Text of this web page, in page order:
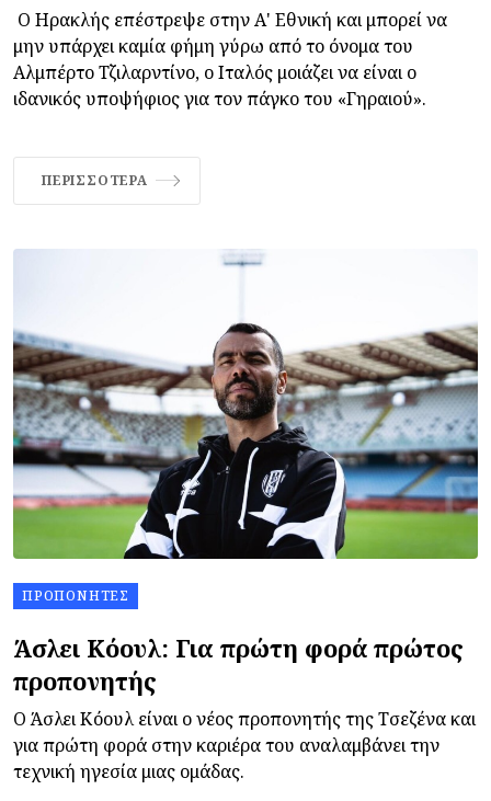
Ο Ηρακλής επέστρεψε στην Α' Εθνική και μπορεί να
μην υπάρχει καμία φήμη γύρω από το όνομα του
Αλμπέρτο Τζιλαρντίνο, ο Ιταλός μοιάζει να είναι ο
ιδανικός υποψήφιος για τον πάγκο του «Γηραιού».
ΠΕΡΙΣΣΌΤΕΡΑ
ΠΡΟΠΟΝΗΤΈΣ
Άσλει Κόουλ: Για πρώτη φορά πρώτος
προπονητής
Ο Άσλει Κόουλ είναι ο νέος προπονητής της Τσεζένα και
για πρώτη φορά στην καριέρα του αναλαμβάνει την
τεχνική ηγεσία μιας ομάδας.